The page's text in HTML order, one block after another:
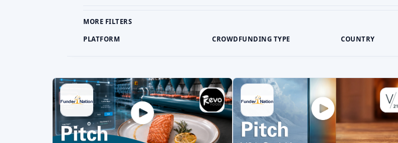
MORE FILTERS
PLATFORM CROWDFUNDING TYPE COUNTRY